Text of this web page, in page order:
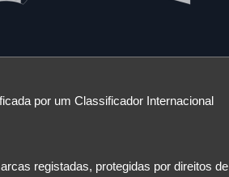
por um Classificador Internacional
registadas, protegidas por direitos de